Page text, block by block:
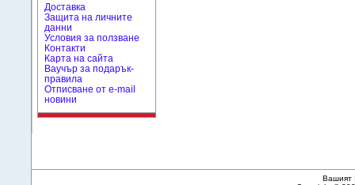
Доставка
Защита на личните
данни
Условия за ползване
Контакти
Карта на сайта
Ваучър за подарък-
правила
Отписване от e-mail
новини
Вашият